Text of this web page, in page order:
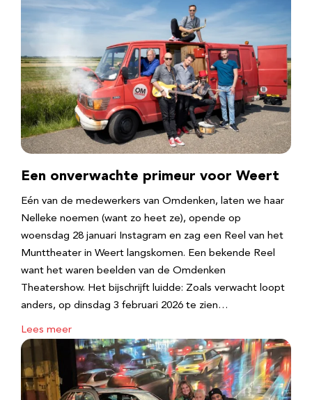
Een onverwachte primeur voor Weert
Eén van de medewerkers van Omdenken, laten we haar
Nelleke noemen (want zo heet ze), opende op
woensdag 28 januari Instagram en zag een Reel van het
Munttheater in Weert langskomen. Een bekende Reel
want het waren beelden van de Omdenken
Theatershow. Het bijschrijft luidde: Zoals verwacht loopt
anders, op dinsdag 3 februari 2026 te zien…
Lees meer